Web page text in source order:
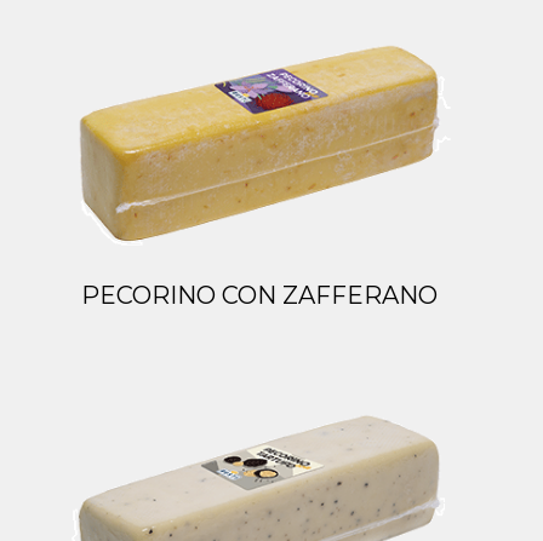
PECORINO CON ZAFFERANO